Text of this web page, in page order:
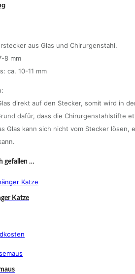
aus Glas und Chirurgenstahl.
8 mm
ca. 10-11 mm
direkt auf den Stecker, somit wird in
dafür, dass die Chirurgenstahlstifte
Glas kann sich nicht vom Stecker
gefallen …
Katze